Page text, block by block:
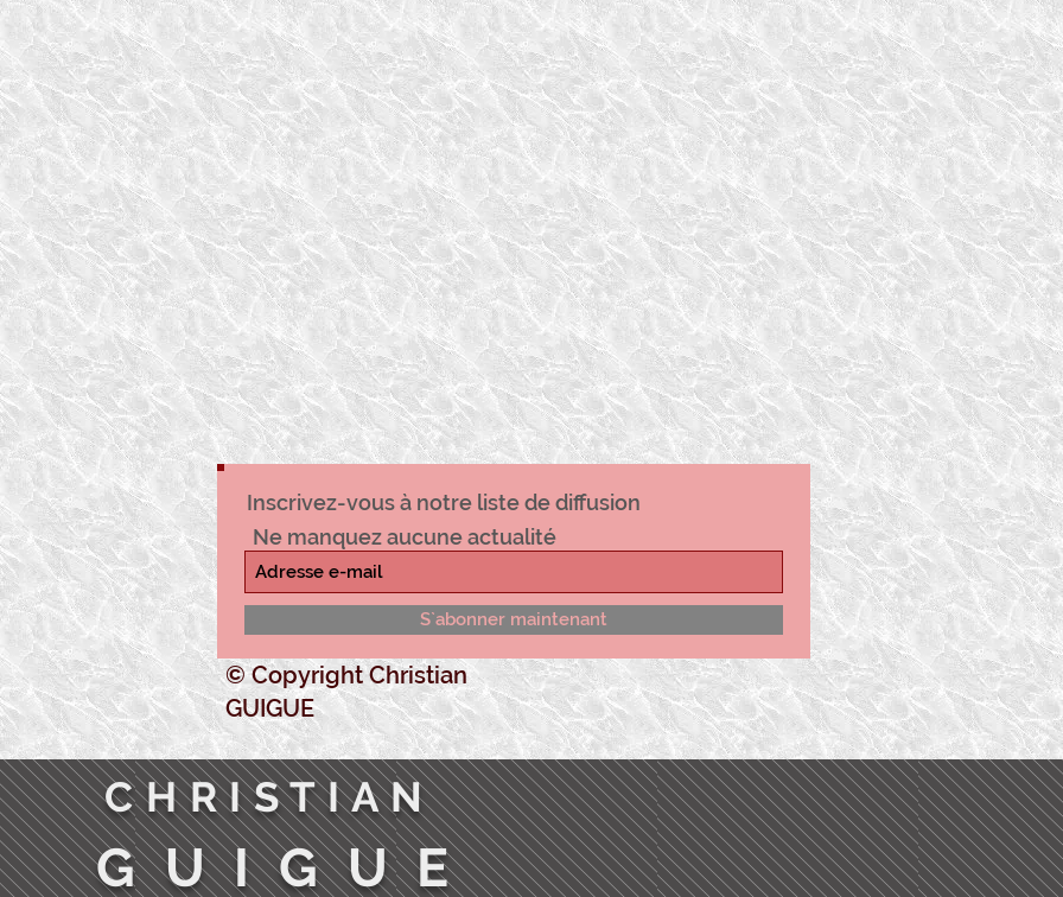
Inscrivez-vous à notre liste de diffusion
Ne manquez aucune actualité
S`abonner maintenant
© Copyright Christian
GUIGUE
C H R I S T I A N
G U I G U E